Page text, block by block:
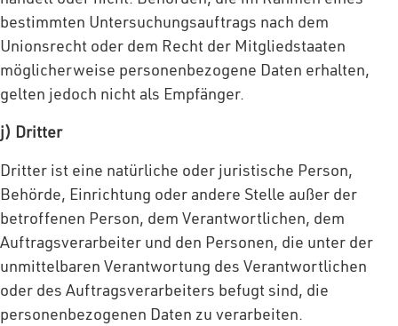
bestimmten Untersuchungsauftrags nach dem
Unionsrecht oder dem Recht der Mitgliedstaaten
möglicherweise personenbezogene Daten erhalten,
gelten jedoch nicht als Empfänger.
j) Dritter
Dritter ist eine natürliche oder juristische Person,
Behörde, Einrichtung oder andere Stelle außer der
betroffenen Person, dem Verantwortlichen, dem
Auftragsverarbeiter und den Personen, die unter der
unmittelbaren Verantwortung des Verantwortlichen
oder des Auftragsverarbeiters befugt sind, die
personenbezogenen Daten zu verarbeiten.